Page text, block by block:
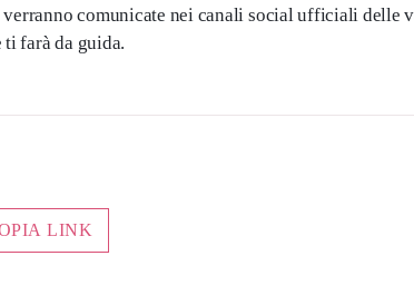
comunicate nei canali social ufficiali delle
farà da guida.
LINK